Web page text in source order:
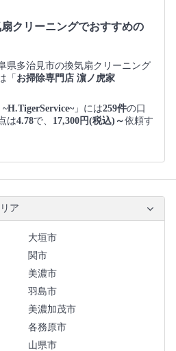
クリーニングでおすすめの
県多治見市の換気扇クリーニング
「 お掃除専門店 濵ノ虎家
」には259件の口
は4.78で、 17,300円(税込)～依頼す
ア
大垣市
関市
美濃市
羽島市
美濃加茂市
各務原市
山県市